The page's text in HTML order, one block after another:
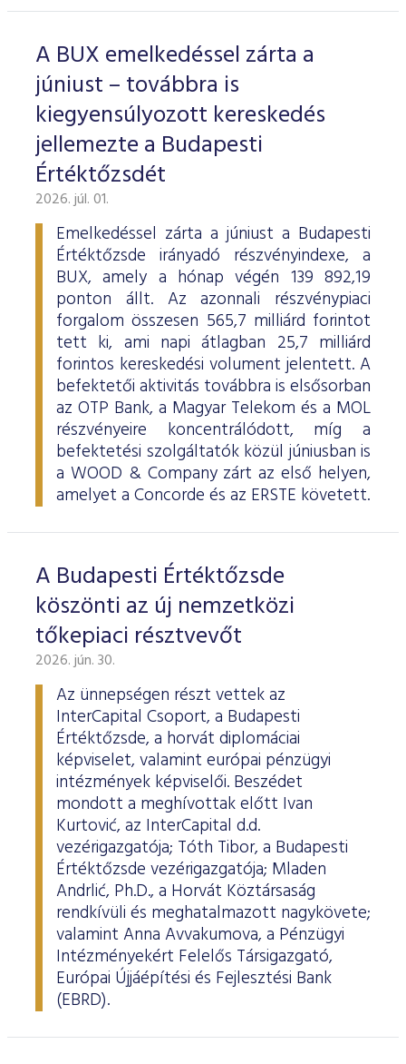
A BUX emelkedéssel zárta a
júniust – továbbra is
kiegyensúlyozott kereskedés
jellemezte a Budapesti
Értéktőzsdét
2026. júl. 01.
Emelkedéssel zárta a júniust a Budapesti
Értéktőzsde irányadó részvényindexe, a
BUX, amely a hónap végén 139 892,19
ponton állt. Az azonnali részvénypiaci
forgalom összesen 565,7 milliárd forintot
tett ki, ami napi átlagban 25,7 milliárd
forintos kereskedési volument jelentett. A
befektetői aktivitás továbbra is elsősorban
az OTP Bank, a Magyar Telekom és a MOL
részvényeire koncentrálódott, míg a
befektetési szolgáltatók közül júniusban is
a WOOD & Company zárt az első helyen,
amelyet a Concorde és az ERSTE követett.
A Budapesti Értéktőzsde
köszönti az új nemzetközi
tőkepiaci résztvevőt
2026. jún. 30.
Az ünnepségen részt vettek az
InterCapital Csoport, a Budapesti
Értéktőzsde, a horvát diplomáciai
képviselet, valamint európai pénzügyi
intézmények képviselői. Beszédet
mondott a meghívottak előtt Ivan
Kurtović, az InterCapital d.d.
vezérigazgatója; Tóth Tibor, a Budapesti
Értéktőzsde vezérigazgatója; Mladen
Andrlić, Ph.D., a Horvát Köztársaság
rendkívüli és meghatalmazott nagykövete;
valamint Anna Avvakumova, a Pénzügyi
Intézményekért Felelős Társigazgató,
Európai Újjáépítési és Fejlesztési Bank
(EBRD).